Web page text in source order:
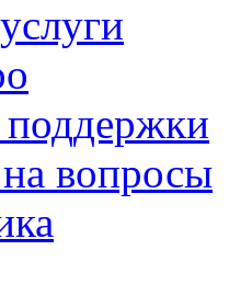
вопросы